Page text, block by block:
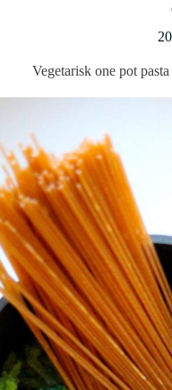
Vegetarisk one pot